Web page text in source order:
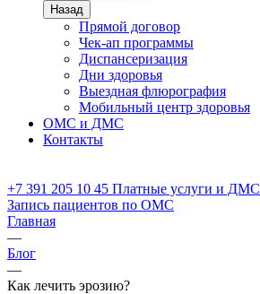
Назад
Прямой договор
Чек-ап программы
Диспансеризация
Дни здоровья
Выездная флюрография
Мобильный центр здоровья
ОМС и ДМС
Контакты
+7 391 205 10 45 Платные услуги и ДМС
Запись пациентов по ОМС
Главная
—
Блог
—
Как лечить эрозию?